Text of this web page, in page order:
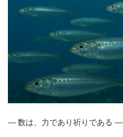
― 数は、力であり祈りである ―